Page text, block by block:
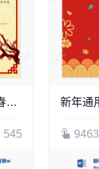
新年通用电子信纸春节信纸背景word模板(17)
545 9463